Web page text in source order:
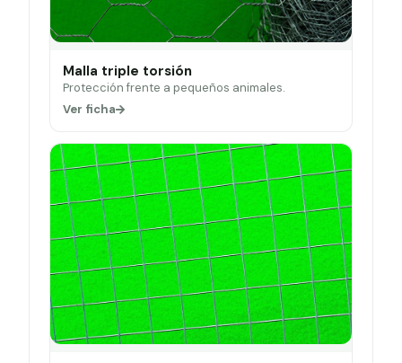
Malla triple torsión
Protección frente a pequeños animales.
Ver ficha